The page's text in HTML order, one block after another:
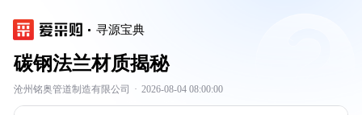
寻源宝典
碳钢法兰材质揭秘
沧州铭奥管道制造有限公司 · 2026-08-04 08:00:00